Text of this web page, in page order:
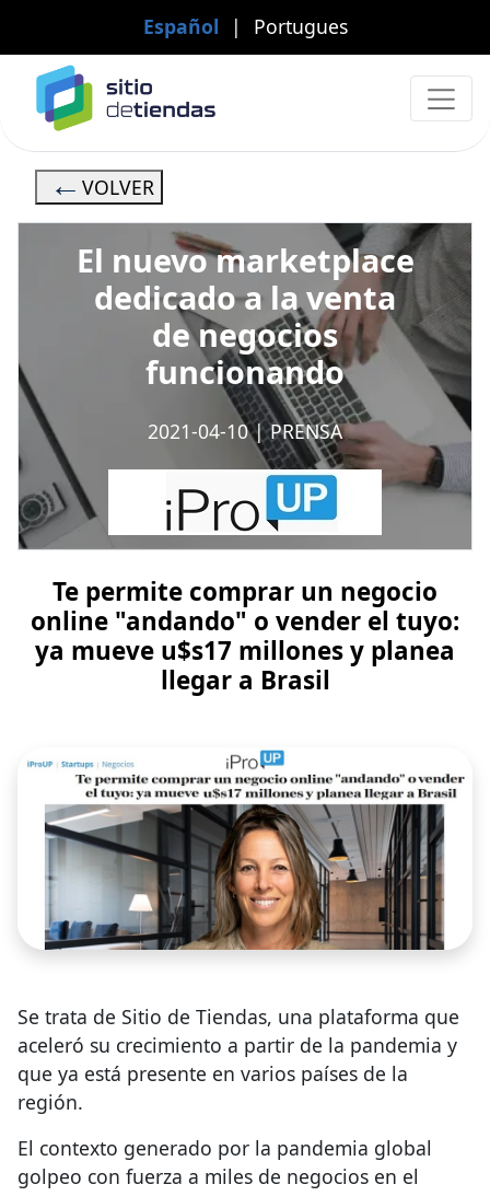
Español | Portugues
VOLVER
El nuevo marketplace
dedicado a la venta
de negocios
funcionando
2021-04-10|PRENSA
Te permite comprar un negocio
online "andando" o vender el tuyo:
ya mueve u$s17 millones y planea
llegar a Brasil
Se trata de Sitio de Tiendas, una plataforma que
aceleró su crecimiento a partir de la pandemia y
que ya está presente en varios países de la
región.
El contexto generado por la pandemia global
golpeo con fuerza a miles de negocios en el